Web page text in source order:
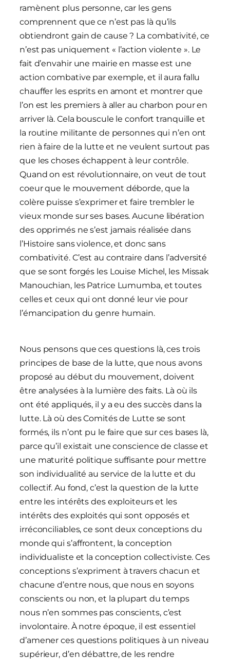
ramènent plus personne, car les gens
comprennent que ce n’est pas là qu’ils
obtiendront gain de cause ? La combativité, ce
n’est pas uniquement « l’action violente ». Le
fait d’envahir une mairie en masse est une
action combative par exemple, et il aura fallu
chauffer les esprits en amont et montrer que
l’on est les premiers à aller au charbon pour en
arriver là. Cela bouscule le confort tranquille et
la routine militante de personnes qui n’en ont
rien à faire de la lutte et ne veulent surtout pas
que les choses échappent à leur contrôle.
Quand on est révolutionnaire, on veut de tout
coeur que le mouvement déborde, que la
colère puisse s’exprimer et faire trembler le
vieux monde sur ses bases. Aucune libération
des opprimés ne s’est jamais réalisée dans
l’Histoire sans violence, et donc sans
combativité. C’est au contraire dans l’adversité
que se sont forgés les Louise Michel, les Missak
Manouchian, les Patrice Lumumba, et toutes
celles et ceux qui ont donné leur vie pour
l’émancipation du genre humain.
Nous pensons que ces questions là, ces trois
principes de base de la lutte, que nous avons
proposé au début du mouvement, doivent
être analysées à la lumière des faits. Là où ils
ont été appliqués, il y a eu des succès dans la
lutte. Là où des Comités de Lutte se sont
formés, ils n’ont pu le faire que sur ces bases là,
parce qu’il existait une conscience de classe et
une maturité politique suffisante pour mettre
son individualité au service de la lutte et du
collectif. Au fond, c’est la question de la lutte
entre les intérêts des exploiteurs et les
intérêts des exploités qui sont opposés et
irréconciliables, ce sont deux conceptions du
monde qui s’affrontent, la conception
individualiste et la conception collectiviste. Ces
conceptions s’expriment à travers chacun et
chacune d’entre nous, que nous en soyons
conscients ou non, et la plupart du temps
nous n’en sommes pas conscients, c’est
involontaire. À notre époque, il est essentiel
d’amener ces questions politiques à un niveau
supérieur, d’en débattre, de les rendre